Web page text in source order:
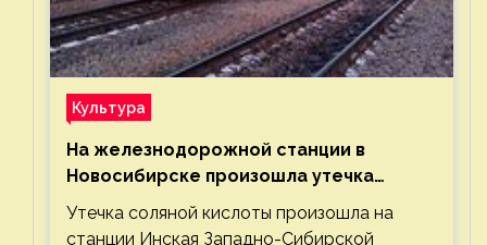
Культура
На железнодорожной станции в
Новосибирске произошла утечка
соляной кислоты
Утечка соляной кислоты произошла на
станции Инская Западно-Сибирской